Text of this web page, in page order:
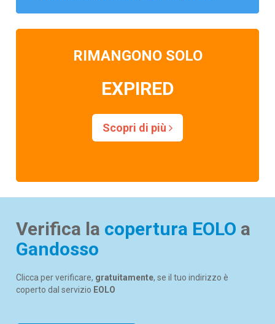
RIMANGONO SOLO
EXPIRED
Scopri di più
Verifica la copertura EOLO a
Gandosso
Clicca per verificare, gratuitamente, se il tuo indirizzo è
coperto dal servizio EOLO